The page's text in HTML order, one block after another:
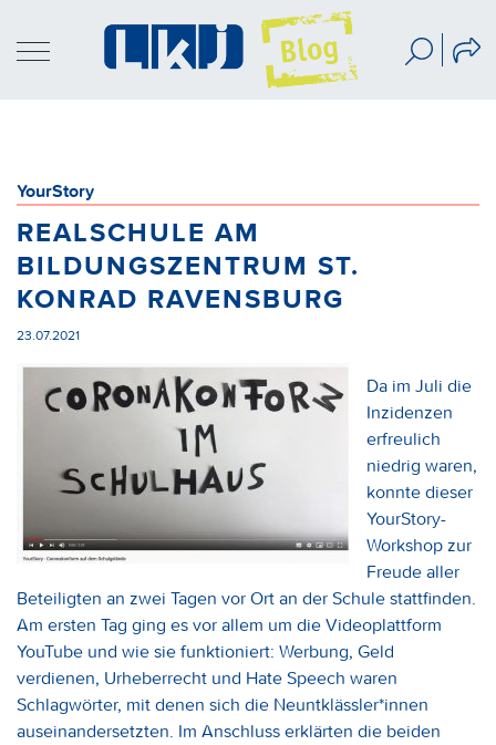
YourStory
REALSCHULE AM
BILDUNGSZENTRUM ST.
KONRAD RAVENSBURG
23.07.2021
Da im Juli die
Inzidenzen
erfreulich
niedrig waren,
konnte dieser
YourStory-
Workshop zur
Freude aller
Beteiligten an zwei Tagen vor Ort an der Schule stattfinden.
Am ersten Tag ging es vor allem um die Videoplattform
YouTube und wie sie funktioniert: Werbung, Geld
verdienen, Urheberrecht und Hate Speech waren
Schlagwörter, mit denen sich die Neuntklässler*innen
auseinandersetzten. Im Anschluss erklärten die beiden